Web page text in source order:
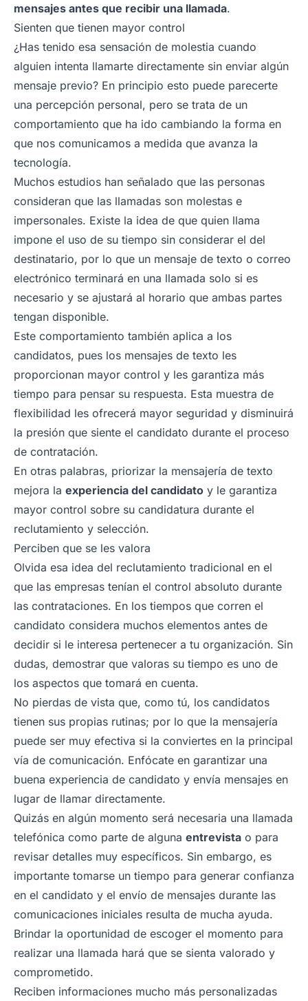
mensajes antes que recibir una llamada.
Sienten que tienen mayor control
¿Has tenido esa sensación de molestia cuando
alguien intenta llamarte directamente sin enviar algún
mensaje previo? En principio esto puede parecerte
una percepción personal, pero se trata de un
comportamiento que ha ido cambiando la forma en
que nos comunicamos a medida que avanza la
tecnología.
Muchos estudios han señalado que las personas
consideran que las llamadas son molestas e
impersonales. Existe la idea de que quien llama
impone el uso de su tiempo sin considerar el del
destinatario, por lo que un mensaje de texto o correo
electrónico terminará en una llamada solo si es
necesario y se ajustará al horario que ambas partes
tengan disponible.
Este comportamiento también aplica a los
candidatos, pues los mensajes de texto les
proporcionan mayor control y les garantiza más
tiempo para pensar su respuesta. Esta muestra de
flexibilidad les ofrecerá mayor seguridad y disminuirá
la presión que siente el candidato durante el proceso
de contratación.
En otras palabras, priorizar la mensajería de texto
mejora la experiencia del candidato y le garantiza
mayor control sobre su candidatura durante el
reclutamiento y selección.
Perciben que se les valora
Olvida esa idea del reclutamiento tradicional en el
que las empresas tenían el control absoluto durante
las contrataciones. En los tiempos que corren el
candidato considera muchos elementos antes de
decidir si le interesa pertenecer a tu organización. Sin
dudas, demostrar que valoras su tiempo es uno de
los aspectos que tomará en cuenta.
No pierdas de vista que, como tú, los candidatos
tienen sus propias rutinas; por lo que la mensajería
puede ser muy efectiva si la conviertes en la principal
vía de comunicación. Enfócate en garantizar una
buena experiencia de candidato y envía mensajes en
lugar de llamar directamente.
Quizás en algún momento será necesaria una llamada
telefónica como parte de alguna entrevista o para
revisar detalles muy específicos. Sin embargo, es
importante tomarse un tiempo para generar confianza
en el candidato y el envío de mensajes durante las
comunicaciones iniciales resulta de mucha ayuda.
Brindar la oportunidad de escoger el momento para
realizar una llamada hará que se sienta valorado y
comprometido.
Reciben informaciones mucho más personalizadas